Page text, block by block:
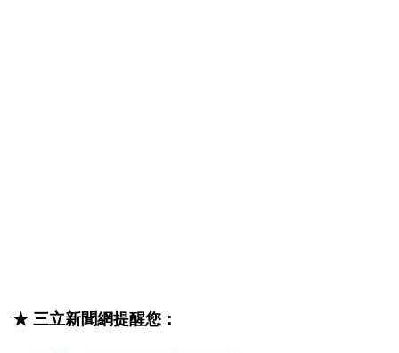
★ 三立新聞網提醒您：